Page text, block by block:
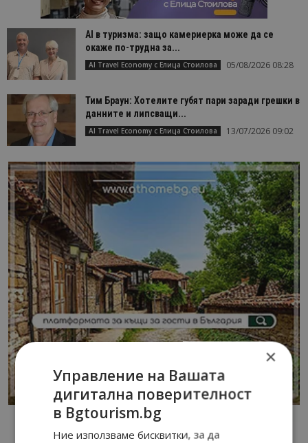
AI в туризма: защо камериерка може да се
окаже по-трудна за...
AI Travel Economy с Елица Стоилова 05/08/2026 08:28
Тим Браун: Хотелите губят пари заради грешки в
данните и липсващи...
AI Travel Economy с Елица Стоилова 13/07/2026 09:02
×
Управление на Вашата
дигитална поверителност
в Bgtourism.bg
Ние използваме бисквитки, за да